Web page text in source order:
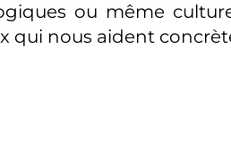
ou même
qui nous aident